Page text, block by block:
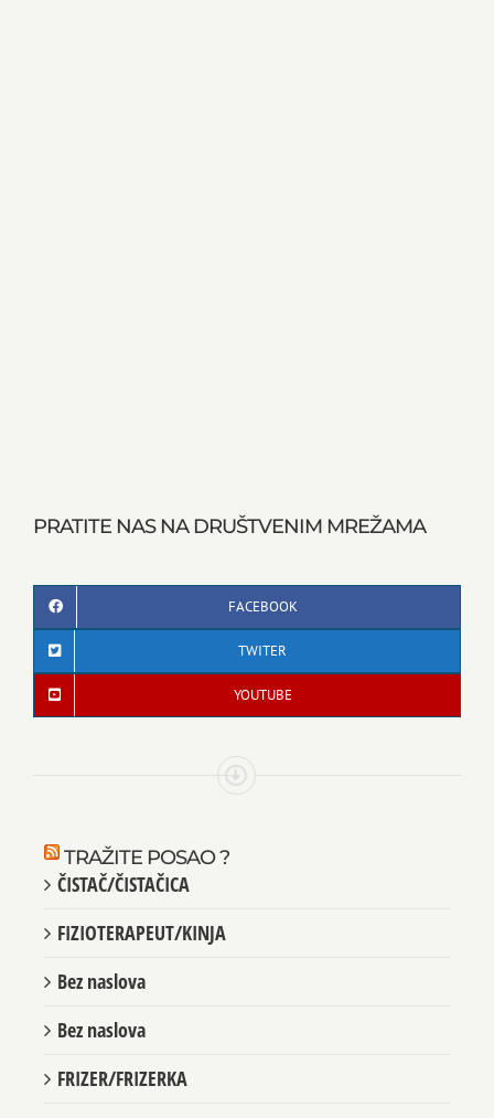
PRATITE NAS NA DRUŠTVENIM MREŽAMA
FACEBOOK
TWITER
YOUTUBE
TRAŽITE POSAO ?
ČISTAČ/ČISTAČICA
FIZIOTERAPEUT/KINJA
Bez naslova
Bez naslova
FRIZER/FRIZERKA